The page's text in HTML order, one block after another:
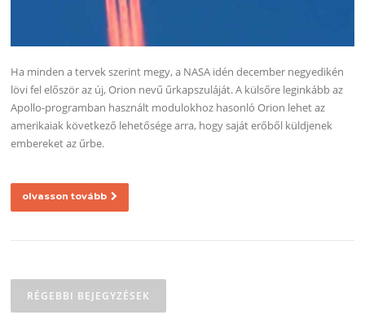
Ha minden a tervek szerint megy, a NASA idén december negyedikén
lövi fel először az új, Orion nevű űrkapszuláját. A külsőre leginkább az
Apollo-programban használt modulokhoz hasonló Orion lehet az
amerikaiak következő lehetősége arra, hogy saját erőből küldjenek
embereket az űrbe.
olvasson tovább
navigáció
RÉGEBBI BEJEGYZÉSEK